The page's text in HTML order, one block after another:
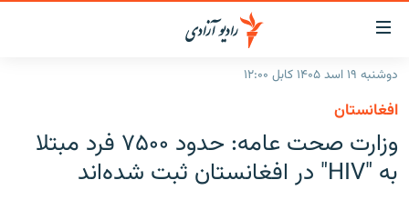
لینک‌های
قابل
دسترسی
به
متن
اصلی
بازگشت
گزارش‌ها
افغانستانخبرها
دوشنبه ۱۹ اسد ۱۴۰۵ کابل ۱۲:۰۰
افغانستان
وزارت صحت عامه: حدود ۷۵۰۰ فرد مبتلا
به "HIV" در افغانستان ثبت شده‌اند